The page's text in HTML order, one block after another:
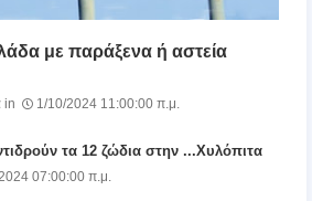
με παράξενα ή αστεία
1/10/2024 11:00:00 π.μ.
τα 12 ζώδια στην ...Χυλόπιτα
07:00:00 π.μ.